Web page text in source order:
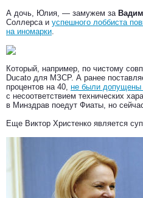
А дочь, Юлия, — замужем за
Соллерса и успешного лоббиста
на иномарки.
Который, например, по чистому
Ducato для МЗСР. А ранее
процентов на 40, не были допущены
с несоответствием технических
в Минздрав поедут Фиаты, но
Еще Виктор Христенко является